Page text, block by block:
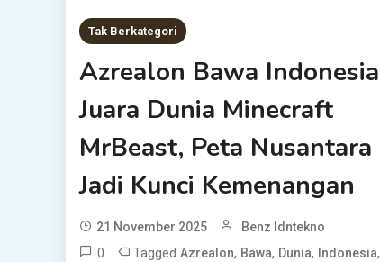
Tak Berkategori
Azrealon Bawa Indonesia
Juara Dunia Minecraft
MrBeast, Peta Nusantara
Jadi Kunci Kemenangan
21 November 2025 Benz Idntekno
0 Tagged Azrealon, Bawa, Dunia, Indonesia,